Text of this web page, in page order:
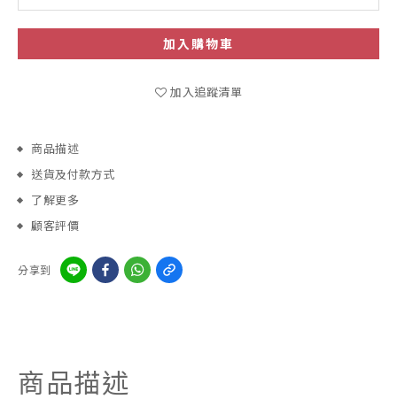
加入購物車
加入追蹤清單
商品描述
送貨及付款方式
了解更多
顧客評價
分享到
商品描述